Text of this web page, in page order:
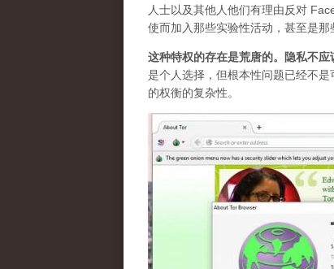
人士以及其他人他们有理由反对
使而加入那些实验性活动，甚至是那
这种特权的存在是荒唐的。隐私不
是个人选择，但根本性问题已经不
的权衡的复杂性。